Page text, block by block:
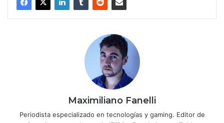
Maximiliano Fanelli
Periodista especializado en tecnologías y gaming. Editor de